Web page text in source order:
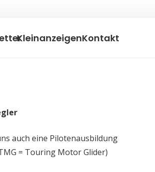
KleinanzeigenKontakt
auch eine Pilotenausbildung
= Touring Motor Glider)